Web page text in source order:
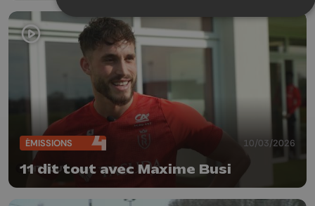
ÉMISSIONS 10/03/2026
11 dit tout avec Maxime Busi